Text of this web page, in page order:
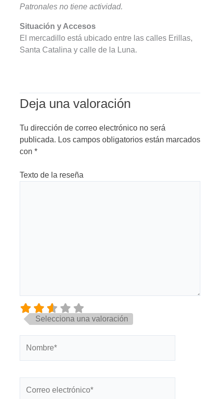
Patronales no tiene actividad.
Situación y Accesos
El mercadillo está ubicado entre las calles Erillas,
Santa Catalina y calle de la Luna.
Deja una valoración
Tu dirección de correo electrónico no será
publicada. Los campos obligatorios están marcados
con *
Texto de la reseña
Selecciona una valoración
electrónico*